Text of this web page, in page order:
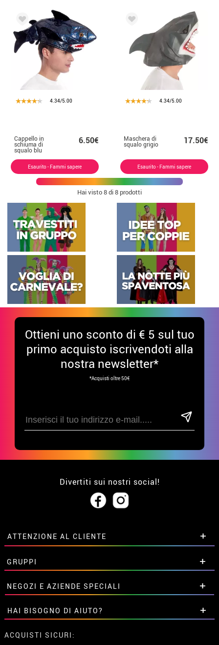
4.34/5.00
Cappello in
schiuma di
squalo blu
6.50€
Esaurito - Fammi sapere
4.34/5.00
Maschera di
squalo grigio 17.50€
Esaurito - Fammi sapere
Hai visto8di 8 prodotti
Ottieni uno sconto di € 5 sul tuo
primo acquisto iscrivendoti alla
nostra newsletter*
*Acquisti oltre 50€
Divertiti sui nostri social!
ATTENZIONE AL CLIENTE
• Su di noi
• Condizioni di vendita
• Avviso legale privacy
• Attenzione al cliente
• Utilizzo dei cookies
•Impostazioni dei cookie
GRUPPI
Sconti speciali per gruppi.
Contattaci qui
NEGOZI E AZIENDE SPECIALI
Sconti speciali per gruppi.
Contattaci qui
HAI BISOGNO DI AIUTO?
Non ho ancora fatto l'ordine
ACQUISTI SICURI: